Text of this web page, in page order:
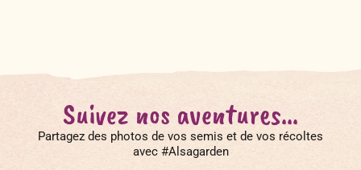
Suivez nos aventures...
Partagez des photos de vos semis et de vos récoltes
avec #Alsagarden